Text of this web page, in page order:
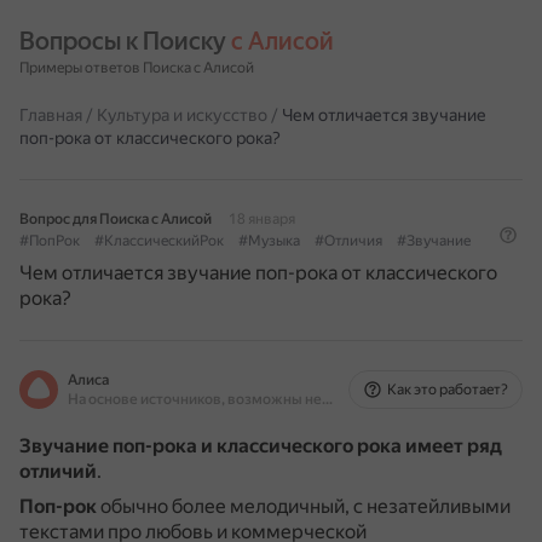
Вопросы к Поиску с Алисой
Примеры ответов Поиска с Алисой
Главная / Культура и искусство / Чем отличается звучание
поп-рока от классического рока?
Вопрос для Поиска с Алисой
18 января
#ПопРок
#КлассическийРок #Музыка #Отличия #Звучание
Чем отличается звучание поп-рока от классического
рока?
Алиса
На основе источников, возможны неточности
Как это работает?
Звучание поп-рока и классического рока имеет ряд
отличий.
Поп-рокобычно более мелодичный, с незатейливыми
текстами про любовь и коммерческой